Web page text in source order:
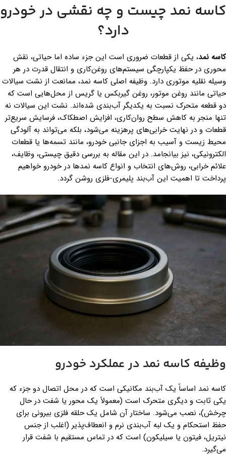
کاسه نمد چیست و چه نقشی در خودرو
دارد؟
کاسه نمد، یکی از قطعات ضروری است این جزء ساده اما حیاتی، نقش
محوری در حفظ یکپارچگی سیستم‌های روغن‌کاری و انتقال قدرت در هر
وسیله نقلیه موتوری دارد. وظیفه اصلی کاسه نمد، ممانعت از نشت سیالات
حیاتی مانند روغن موتور، روغن گیربکس یا گریس از محل‌هایی است که
دو قطعه متحرک نسبت به یکدیگر آب‌بندی شده‌اند. نشت این سیالات نه
تنها منجر به کاهش سطح روان‌کاری، افزایش اصطکاک، فرسایش سریع‌تر
قطعات و در نهایت خرابی‌های پرهزینه می‌شود، بلکه می‌تواند به آلودگی
محیط زیست و آسیب به اجزای جانبی خودرو، مانند تسمه‌ها یا قطعات
الکترونیکی، نیز بیانجامد. در این مقاله به بررسی دقیق چیستی، وظایف،
علائم خرابی، روش‌های انتخاب و انواع کاسه نمدها در خودرو خواهیم
پرداخت تا اهمیت این آب‌بند پلیمری-فلزی روشن گردد.
وظیفه کاسه نمد در عملکرد خودرو
کاسه نمد اساساً یک آب‌بند مکانیکی است که در محل اتصال دو جزء که
یکی ثابت و دیگری متحرک است (معمولاً یک محور یا شفت در حال
چرخش)، نصب می‌شود. ساختار آن شامل یک حلقه فلزی بیرونی برای
حفظ استحکام و یک لبه آب‌بندی نرم و انعطاف‌پذیر (اغلب از جنس
نیتریل، فیتون یا سیلیکون) است که در تماس مستقیم با شفت قرار
می‌گیرد.